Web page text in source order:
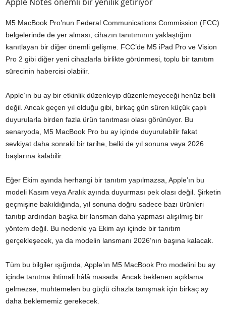
M5 MacBook Pro’nun Federal Communications Commission (FCC)
belgelerinde de yer alması, cihazın tanıtımının yaklaştığını
kanıtlayan bir diğer önemli gelişme. FCC’de M5 iPad Pro ve Vision
Pro 2 gibi diğer yeni cihazlarla birlikte görünmesi, toplu bir tanıtım
sürecinin habercisi olabilir.
Apple’ın bu ay bir etkinlik düzenleyip düzenlemeyeceği henüz belli
değil. Ancak geçen yıl olduğu gibi, birkaç gün süren küçük çaplı
duyurularla birden fazla ürün tanıtması olası görünüyor. Bu
senaryoda, M5 MacBook Pro bu ay içinde duyurulabilir fakat
sevkiyat daha sonraki bir tarihe, belki de yıl sonuna veya 2026
başlarına kalabilir.
Eğer Ekim ayında herhangi bir tanıtım yapılmazsa, Apple’ın bu
modeli Kasım veya Aralık ayında duyurması pek olası değil. Şirketin
geçmişine bakıldığında, yıl sonuna doğru sadece bazı ürünleri
tanıtıp ardından başka bir lansman daha yapması alışılmış bir
yöntem değil. Bu nedenle ya Ekim ayı içinde bir tanıtım
gerçekleşecek, ya da modelin lansmanı 2026’nın başına kalacak.
Tüm bu bilgiler ışığında, Apple’ın M5 MacBook Pro modelini bu ay
içinde tanıtma ihtimali hâlâ masada. Ancak beklenen açıklama
gelmezse, muhtemelen bu güçlü cihazla tanışmak için birkaç ay
daha beklememiz gerekecek.